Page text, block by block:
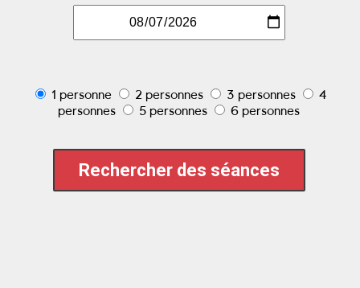
1 personne 2 personnes 3 personnes
4
personnes
5 personnes 6 personnes